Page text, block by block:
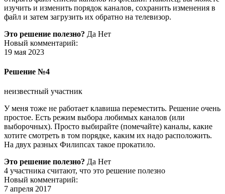
изучить и изменить порядок каналов, сохранить изменения в
файл и затем загрузить их обратно на телевизор.
Это решение полезно? Да Нет
Новый комментарий:
19 мая 2023
Решение №4
неизвестный участник
У меня тоже не работает клавиша переместить. Решение очень
простое. Есть режим выбора любимых каналов (или
выборочных). Просто выбирайте (помечайте) каналы, какие
хотите смотреть в том порядке, каким их надо расположить.
На двух разных Филипсах такое прокатило.
Это решение полезно? Да Нет
4 участника считают, что это решение полезно
Новый комментарий:
7 апреля 2017